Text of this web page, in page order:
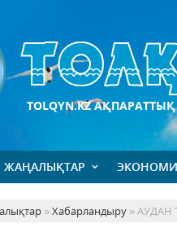
TOLQYN.KZ АҚПАРАТТЫҚ
ЖАҢАЛЫҚТАР
»Хабарландыру »